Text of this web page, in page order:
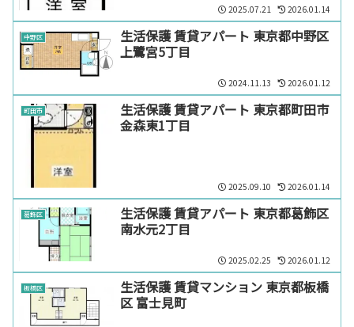
2025.07.21 2026.01.14
中野区
生活保護 賃貸アパート 東京都中野区
上鷺宮5丁目
2024.11.13 2026.01.12
町田市
生活保護 賃貸アパート 東京都町田市
金森東1丁目
2025.09.10 2026.01.14
葛飾区
生活保護 賃貸アパート 東京都葛飾区
南水元2丁目
2025.02.25 2026.01.12
板橋区
生活保護 賃貸マンション 東京都板橋
区 富士見町